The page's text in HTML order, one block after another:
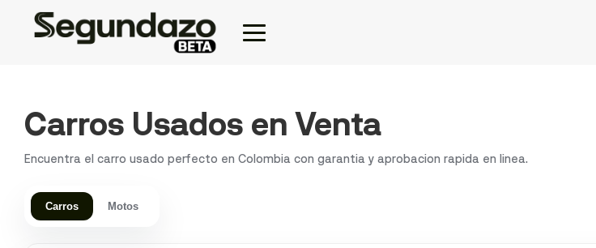
Carros Usados en Venta
Encuentra el carro usado perfecto en Colombia con garantia y aprobacion rapida en linea.
Carros Motos